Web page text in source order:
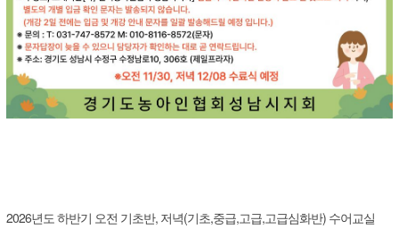
2026년도 하반기 오전 기초반, 저녁(기초,중급,고급,고급심화반) 수어교실